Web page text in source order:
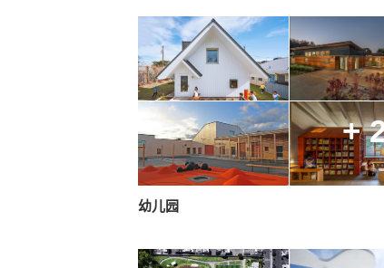
+
幼儿园